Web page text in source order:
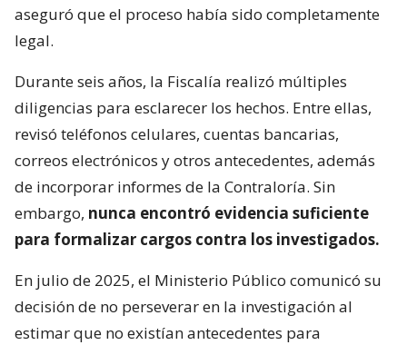
aseguró que el proceso había sido completamente
legal.
Durante seis años, la Fiscalía realizó múltiples
diligencias para esclarecer los hechos. Entre ellas,
revisó teléfonos celulares, cuentas bancarias,
correos electrónicos y otros antecedentes, además
de incorporar informes de la Contraloría. Sin
embargo, nunca encontró evidencia suficiente
para formalizar cargos contra los investigados.
En julio de 2025, el Ministerio Público comunicó su
decisión de no perseverar en la investigación al
estimar que no existían antecedentes para